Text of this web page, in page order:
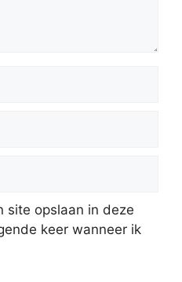
site opslaan in deze
keer wanneer ik